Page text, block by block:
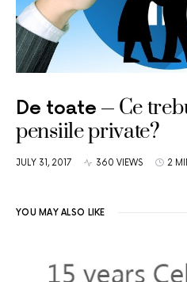
De toate
Ce
pensiile private?
JULY 31, 2017 360 VIEWS 2
YOU MAY ALSO LIKE